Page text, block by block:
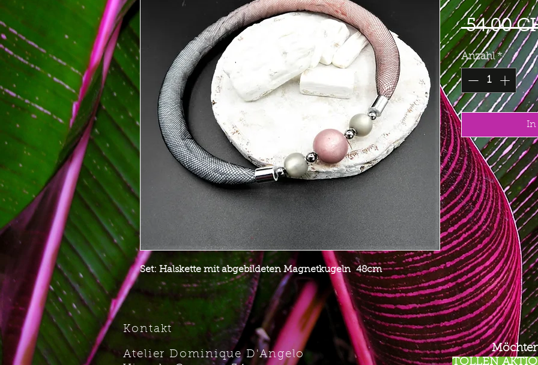
Set: Halskette mit abgebildeten Magnetkugeln 48cm
54,00
Anzahl *
In
Kontakt
Atelier Dominique D'Angelo
TOLLEN